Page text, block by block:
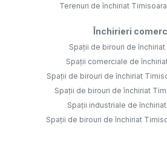
Terenuri de închiriat
Închirieri
Spații de birouri de
Spații comerciale de
Spații de birouri de închiriat
Spații de birouri de închiriat
Spații industriale de
Spații de birouri de închiriat